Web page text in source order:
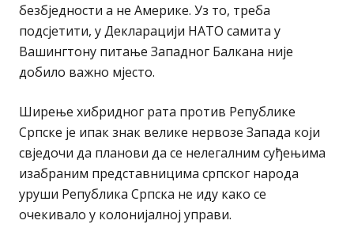
безбједности а не Америке. Уз то, треба
подсјетити, у Декларацији НАТО самита у
Вашингтону питање Западног Балкана није
добило важно мјесто.
Ширење хибридног рата против Републике
Српске је ипак знак велике нервозе Запада који
свједочи да планови да се нелегалним суђењима
изабраним представницима српског народа
уруши Република Српска не иду како се
очекивало у колонијалној управи.